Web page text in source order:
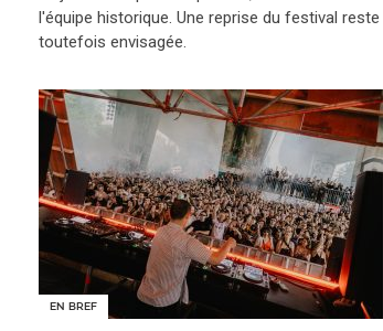
l'équipe historique. Une reprise du festival reste
toutefois envisagée.
EN BREF